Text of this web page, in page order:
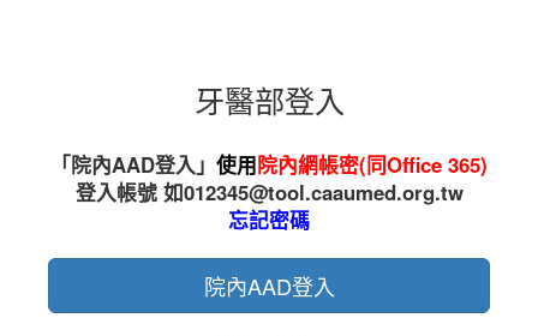
牙醫部登入
「院內AAD登入」 使用院內網帳密(同Office 365)
登入帳號 如012345@tool.caaumed.org.tw
忘記密碼
院內AAD登入